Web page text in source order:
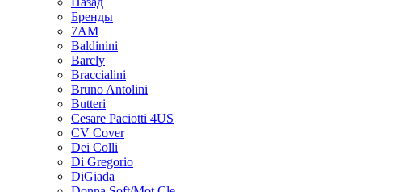
Бренды
7AM
Baldinini
Barcly
Braccialini
Bruno Antolini
Butteri
Cesare Paciotti 4US
CV Cover
Dei Colli
Di Gregorio
DiGiada